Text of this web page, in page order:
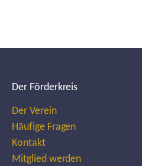
Der Förderkreis
Der Verein
Häufige Fragen
Kontakt
Mitglied werden